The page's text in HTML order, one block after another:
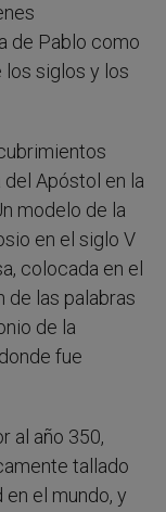
de Pablo como
los siglos y los
Apóstol en la
modelo de la
en el siglo V
colocada en el
de las palabras
de la
fue
al año 350,
tallado
el mundo, y